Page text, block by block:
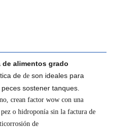
alimentos grado
de de son ideales para
sostener tanques.
crean factor wow con una
o hidroponía sin la factura de
de